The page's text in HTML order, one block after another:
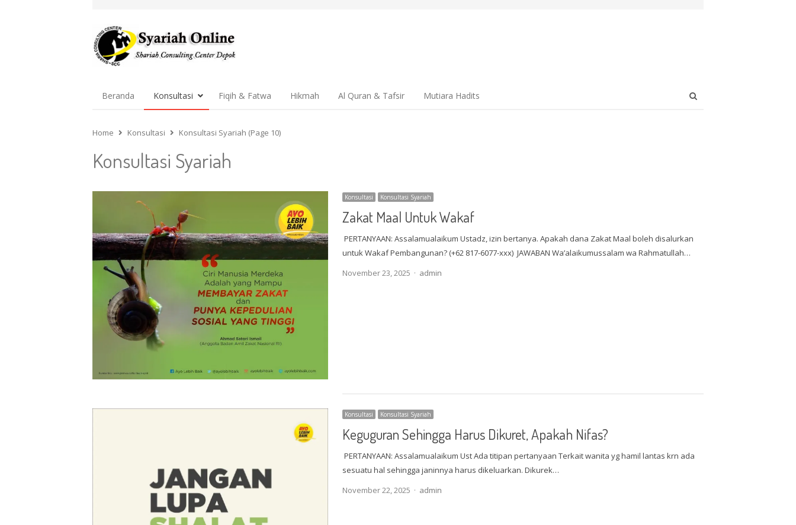
Beranda Konsultasi Fiqih & Fatwa Hikmah Al Quran & Tafsir Mutiara Hadits
Home
Konsultasi Konsultasi Syariah (Page 10)
Konsultasi Syariah
Konsultasi Konsultasi Syariah
Zakat Maal Untuk Wakaf
PERTANYAAN: Assalamualaikum Ustadz, izin bertanya. Apakah dana Zakat Maal boleh disalurkan
untuk Wakaf Pembangunan? (+62 817-6077-xxx) JAWABAN Wa’alaikumussalam wa Rahmatullah…
November 23, 2025
Author
admin
Konsultasi Konsultasi Syariah
Keguguran Sehingga Harus Dikuret, Apakah Nifas?
PERTANYAAN: Assalamualaikum Ust Ada titipan pertanyaan Terkait wanita yg hamil lantas krn ada
sesuatu hal sehingga janinnya harus dikeluarkan. Dikurek…
November 22, 2025
Author
admin